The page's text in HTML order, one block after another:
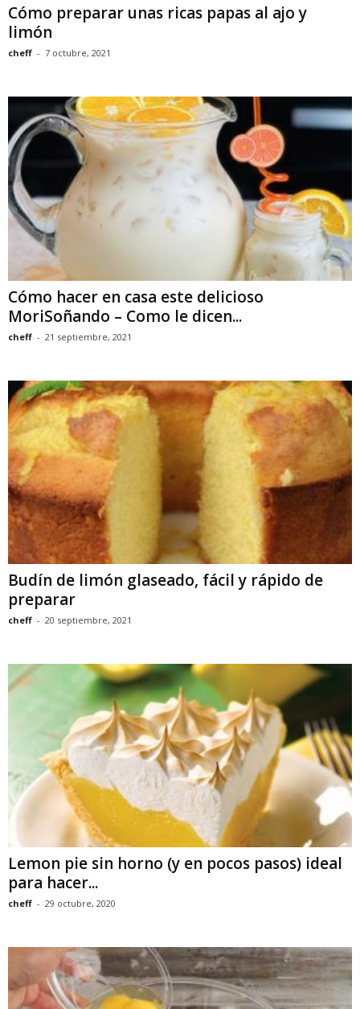
Cómo preparar unas ricas papas al ajo y
limón
cheff - 7 octubre, 2021
Cómo hacer en casa este delicioso
MoriSoñando – Como le dicen...
cheff - 21 septiembre, 2021
Budín de limón glaseado, fácil y rápido de
preparar
cheff - 20 septiembre, 2021
Lemon pie sin horno (y en pocos pasos) ideal
para hacer...
cheff - 29 octubre, 2020